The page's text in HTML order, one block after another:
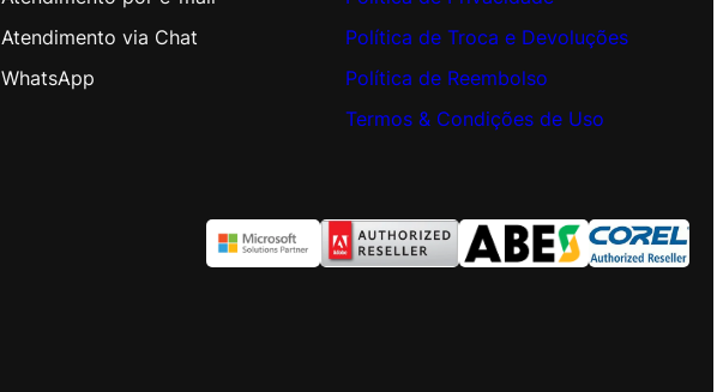
Atendimento via Chat
WhatsApp
Política de Troca e Devoluções
Política de Reembolso
Termos & Condições de Uso